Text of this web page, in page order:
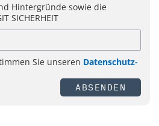
Hintergründe sowie die
SICHERHEIT
Sie unseren Datenschutz-
ABSENDEN